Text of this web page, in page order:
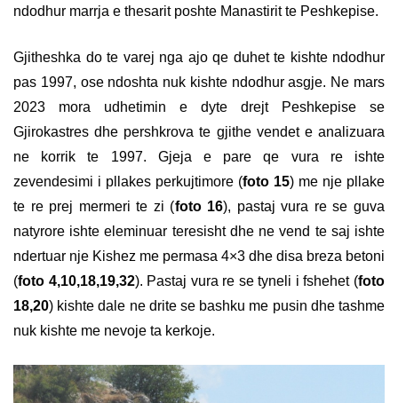
ndodhur marrja e thesarit poshte Manastirit te Peshkepise.
Gjitheshka do te varej nga ajo qe duhet te kishte ndodhur
pas 1997, ose ndoshta nuk kishte ndodhur asgje. Ne mars
2023 mora udhetimin e dyte drejt Peshkepise se
Gjirokastres dhe pershkrova te gjithe vendet e analizuara
ne korrik te 1997. Gjeja e pare qe vura re ishte
zevendesimi i pllakes perkujtimore (foto 15) me nje pllake
te re prej mermeri te zi (foto 16), pastaj vura re se guva
natyrore ishte eleminuar teresisht dhe ne vend te saj ishte
ndertuar nje Kishez me permasa 4×3 dhe disa breza betoni
(foto 4,10,18,19,32). Pastaj vura re se tyneli i fshehet (foto
18,20) kishte dale ne drite se bashku me pusin dhe tashme
nuk kishte me nevoje ta kerkoje.